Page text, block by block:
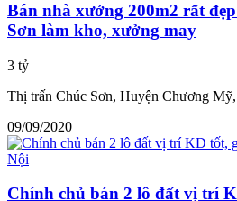
Bán nhà xưởng 200m2 rất
Sơn làm kho, xưởng may
3 tỷ
Thị trấn Chúc Sơn, Huyện Chương
09/09/2020
Chính chủ bán 2 lô đất vị trí